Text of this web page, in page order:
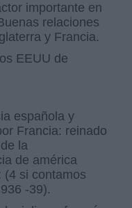
importante en
relaciones
y Francia.
EEUU de
española y
Francia: reinado
la
de américa
(4 si contamos
-39).